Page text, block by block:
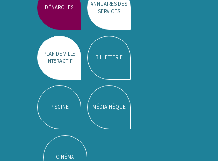
DÉMARCHES
ANNUAIRES DES
SERVICES
PLAN DE VILLE
INTERACTIF
BILLETTERIE
PISCINE MÉDIATHÈQUE
CINÉMA